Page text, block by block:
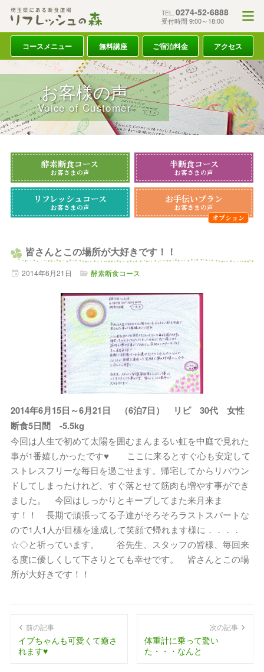
TEL. 0274-52-6888
受付時間 9:00～18:00
コースメニュー 無料講座 ご宿泊料金 アクセス
お客様の声
Voice of Customer
酵素断食コース
お客さまの声
半断食コース
お客さまの声
リフレッシュコース
お客さまの声
お手伝いプラン
お客さまの声
皆さんとこの場所が大好きです！！
2014年6月21日 酵素断食コース
2014年6月15日～6月21日 （6泊7日） リピ 30代 女性
断食5日間 -5.5kg
今回は人生で初めて太陽を囲むまんまるい虹を中庭で見れた
事が1番嬉しかったです♥ ここに来るとすぐ心も安定して
ストレスフリーな毎日を過ごせます。帰宅してからリバウン
ドしてしまったけれど、すぐ落とせて筋肉も増やす事ができ
ました。 今回はしっかりとキープしてまた来月来ま
す！！ 長期で頑張ってる子達がそろそろラストスパートな
ので1人1人が目標を達成して笑顔で帰れます様に．．．．
☆◇と祈っています。 谷先生、スタッフの皆様、毎回来
る度に優しくして下さりとても幸せです。 皆さんとこの場
所が大好きです！！
前の記事
イブちゃんも可愛くて癒さ
れます♥
次の記事
体重計に乗って驚い
た・・・なんと